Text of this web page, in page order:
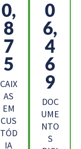
4,
2
8
1
CAIX
AS
EM
CUS
TÓD
IA
6
2,
7
2
3
DOC
UME
NTO
S